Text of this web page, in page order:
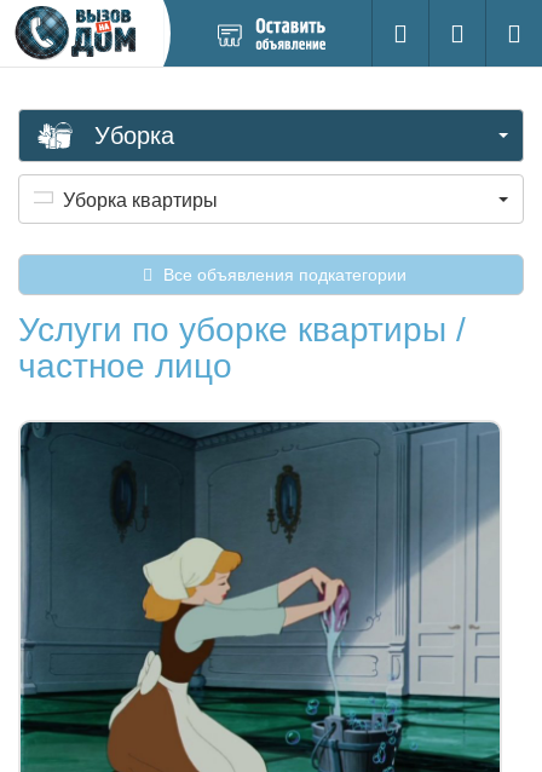
новое
Поиск
Вход на
Уборка
Уборка квартиры
Все объявления подкатегории
Услуги по уборке квартиры /
частное лицо